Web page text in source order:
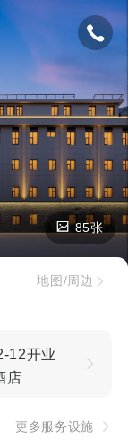
85张
地图/周边
12开业
店
更多服务设施